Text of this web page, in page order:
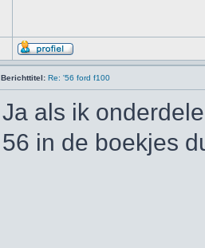
Berichttitel: Re: '56 ford f100
Ja als ik
56 in de boekjes